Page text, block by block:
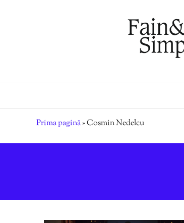
Prima pagină»Cosmin Nedelcu